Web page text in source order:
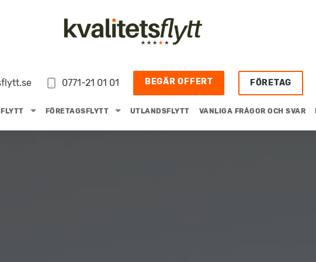
0771-21 01 01 BEGÄR OFFERT FÖRETAG
FLYTT FÖRETAGSFLYTT UTLANDSFLYTT VANLIGA FRÅGOR OCH SVAR